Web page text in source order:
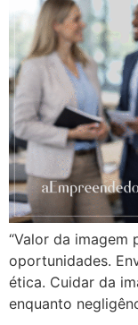
“Valor da imagem
oportunidades.
ética. Cuidar da
enquanto